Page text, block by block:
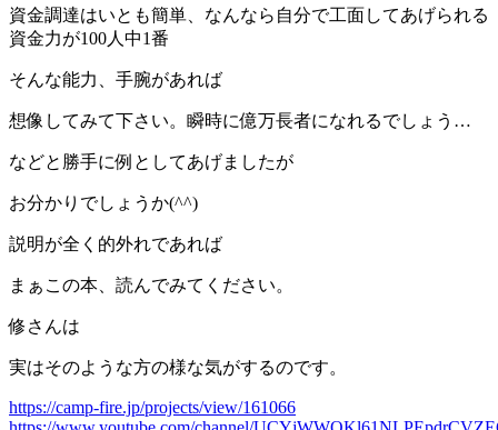
資金調達はいとも簡単、なんなら自分で工面してあげられる
資金力が100人中1番
そんな能力、手腕があれば
想像してみて下さい。瞬時に億万長者になれるでしょう…
などと勝手に例としてあげましたが
お分かりでしょうか(^^)
説明が全く的外れであれば
まぁこの本、読んでみてください。
修さんは
実はそのような方の様な気がするのです。
https://camp-fire.jp/projects/view/161066